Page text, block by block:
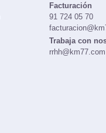
Facturación
91 724 05 70
Trabaja con
rrhh@km77.com